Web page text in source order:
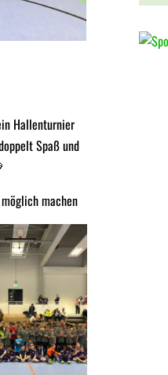
Hallenturnier
Spaß und
machen